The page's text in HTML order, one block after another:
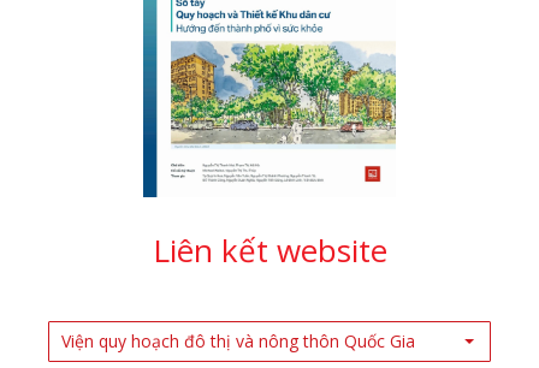
Liên kết website
Viện quy hoạch đô thị và nông thôn Quốc Gia